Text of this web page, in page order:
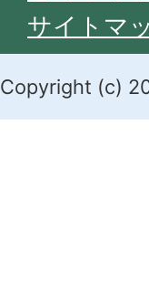
サイトマ
Copyright (c)